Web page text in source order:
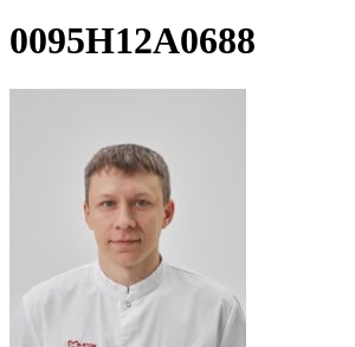
0095H12A0688